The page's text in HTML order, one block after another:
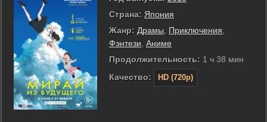
Страна: Япония
Жанр: Драмы Приключения
Фэнтези Аниме
Продолжительность: 1 ч 38 мин
Качество:
HD (720p)